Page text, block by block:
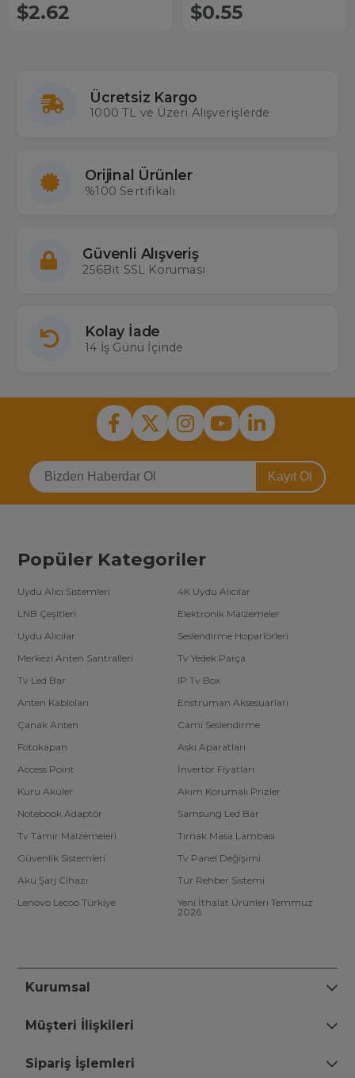
$2.62 $0.55
Ücretsiz Kargo
1000 TL ve Üzeri Alışverişlerde
Orijinal Ürünler
%100 Sertifikalı
Güvenli Alışveriş
256Bit SSL Koruması
Kolay İade
14 İş Günü İçinde
Kayıt Ol
Popüler Kategoriler
Uydu Alıcı Sistemleri
4K Uydu Alıcılar
LNB Çeşitleri
Elektronik Malzemeler
Uydu Alıcılar
Seslendirme Hoparlörleri
Merkezi Anten Santralleri
Tv Yedek Parça
Tv Led Bar
IP Tv Box
Anten Kabloları
Enstrüman Aksesuarları
Çanak Anten
Cami Seslendirme
Fotokapan
Askı Aparatları
Access Point
İnvertör Fiyatları
Kuru Aküler
Akım Korumalı Prizler
Notebook Adaptör
Samsung Led Bar
Tv Tamir Malzemeleri
Tırnak Masa Lambası
Güvenlik Sistemleri
Tv Panel Değişimi
Akü Şarj Cihazı
Tur Rehber Sistemi
Lenovo Lecoo Türkiye
Yeni İthalat Ürünleri Temmuz
2026
Kurumsal
Müşteri İlişkileri
Sipariş İşlemleri